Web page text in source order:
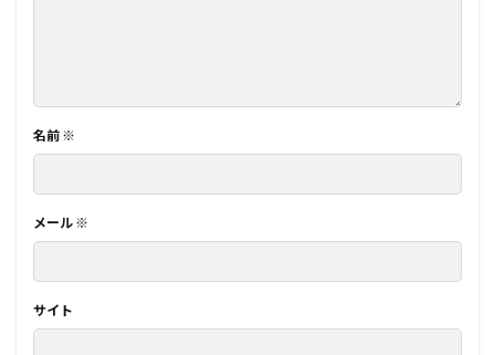
名前 ※
メール ※
サイト